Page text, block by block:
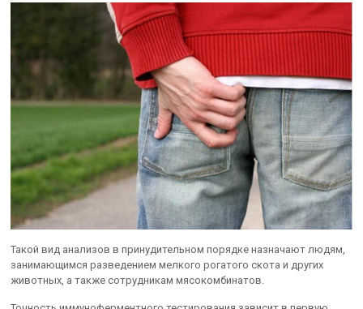
Такой вид анализов в принудительном порядке назначают людям,
занимающимся разведением мелкого рогатого скота и других
животных, а также сотрудникам мясокомбинатов.